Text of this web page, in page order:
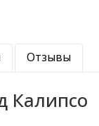
Отзывы
Калипсо